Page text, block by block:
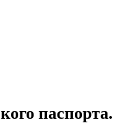
паспорта.